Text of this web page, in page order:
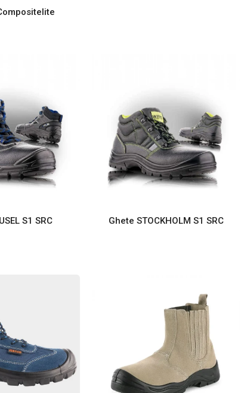
S1 SRC Ghete STOCKHOLM S1 SRC